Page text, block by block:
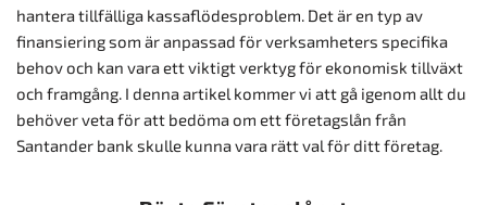
hantera tillfälliga kassaflödesproblem. Det är en typ av
finansiering som är anpassad för verksamheters specifika
behov och kan vara ett viktigt verktyg för ekonomisk tillväxt
och framgång. I denna artikel kommer vi att gå igenom allt du
behöver veta för att bedöma om ett företagslån från
Santander bank skulle kunna vara rätt val för ditt företag.